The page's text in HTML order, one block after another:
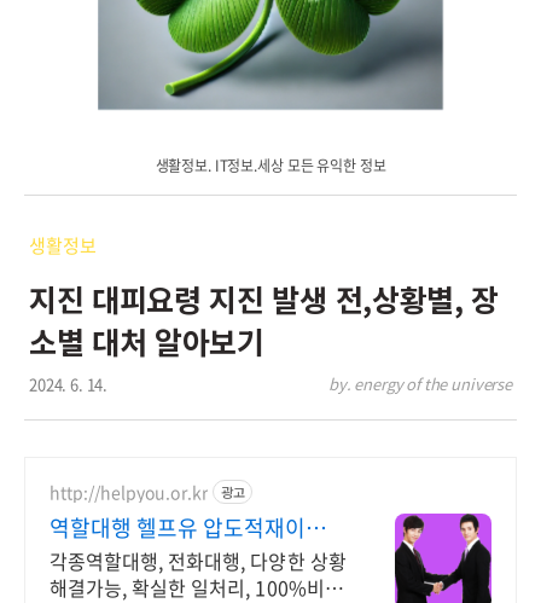
생활정보. IT정보.세상 모든 유익한 정보
생활정보
지진 대피요령 지진 발생 전,상황별, 장
소별 대처 알아보기
2024. 6. 14. by. energy of the universe
http://helpyou.or.kr 광고
역할대행 헬프유 압도적재이용
다양하고 어려운 상황해결가능
각종역할대행, 전화대행, 다양한 상황
해결가능, 확실한 일처리, 100%비밀